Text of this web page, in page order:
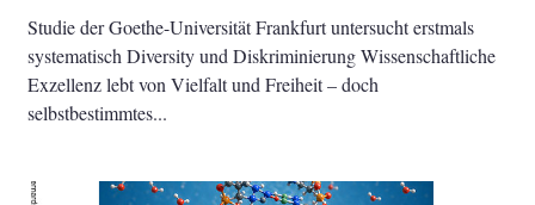
Studie der Goethe-Universität Frankfurt untersucht erstmals
systematisch Diversity und Diskriminierung Wissenschaftliche
Exzellenz lebt von Vielfalt und Freiheit – doch
selbstbestimmtes